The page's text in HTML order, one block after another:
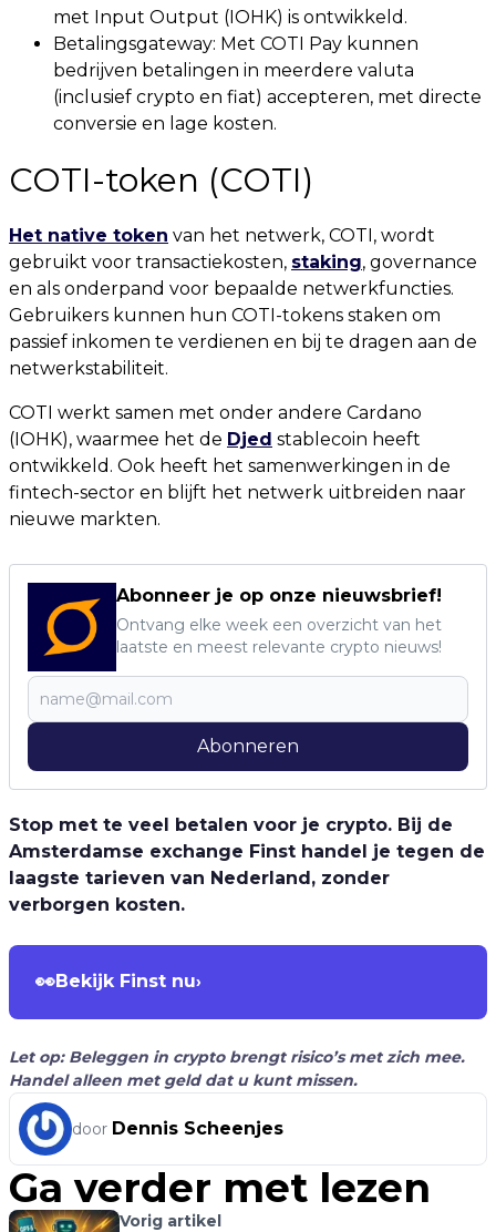
met Input Output (IOHK) is ontwikkeld.
Betalingsgateway: Met COTI Pay kunnen
bedrijven betalingen in meerdere valuta
(inclusief crypto en fiat) accepteren, met directe
conversie en lage kosten.
COTI-token (COTI)
Het native token van het netwerk, COTI, wordt
gebruikt voor transactiekosten, staking, governance
en als onderpand voor bepaalde netwerkfuncties.
Gebruikers kunnen hun COTI-tokens staken om
passief inkomen te verdienen en bij te dragen aan de
netwerkstabiliteit.
COTI werkt samen met onder andere Cardano
(IOHK), waarmee het de Djed stablecoin heeft
ontwikkeld. Ook heeft het samenwerkingen in de
fintech-sector en blijft het netwerk uitbreiden naar
nieuwe markten.
Abonneer je op onze nieuwsbrief!
Ontvang elke week een overzicht van het
laatste en meest relevante crypto nieuws!
Abonneren
Stop met te veel betalen voor je crypto. Bij de
Amsterdamse exchange Finst handel je tegen de
laagste tarieven van Nederland, zonder
verborgen kosten.
👀Bekijk Finst nu›
Let op: Beleggen in crypto brengt risico’s met zich mee.
Handel alleen met geld dat u kunt missen.
door Dennis Scheenjes
Ga verder met lezen
Vorig artikel